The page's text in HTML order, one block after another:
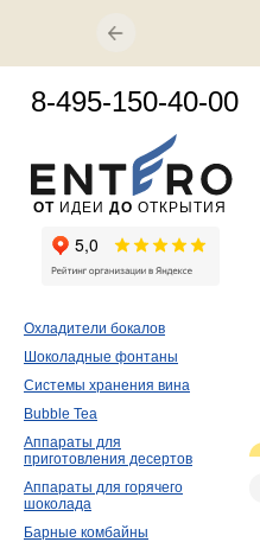
Охладители бокалов
Шоколадные фонтаны
Системы хранения вина
Bubble Tea
Аппараты для
приготовления десертов
Аппараты для горячего
шоколада
Барные комбайны
ОТ ИДЕИ ДО ОТКРЫТИЯ
8-495-150-40-00